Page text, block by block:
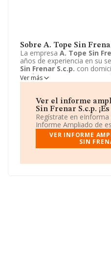
Sobre A. Tope Sin
La empresa A. Tope Sin
años de experiencia en su
Sin Frenar S.c.p. con
Verdaguer, 249, sant Vicenç
principal actividad CNAE es
como Sociedad civil.
Ver más
Ver el informe
Sin Frenar S.c.p.
Regístrate en
Informe Ampliado de
VER INFORME
SIN